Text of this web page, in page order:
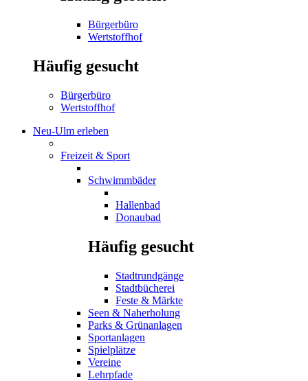
Bürgerbüro
Wertstoffhof
Häufig gesucht
Bürgerbüro
Wertstoffhof
Neu-Ulm erleben
Freizeit & Sport
Schwimmbäder
Hallenbad
Donaubad
Häufig gesucht
Stadtrundgänge
Stadtbücherei
Feste & Märkte
Seen & Naherholung
Parks & Grünanlagen
Sportanlagen
Spielplätze
Vereine
Lehrpfade